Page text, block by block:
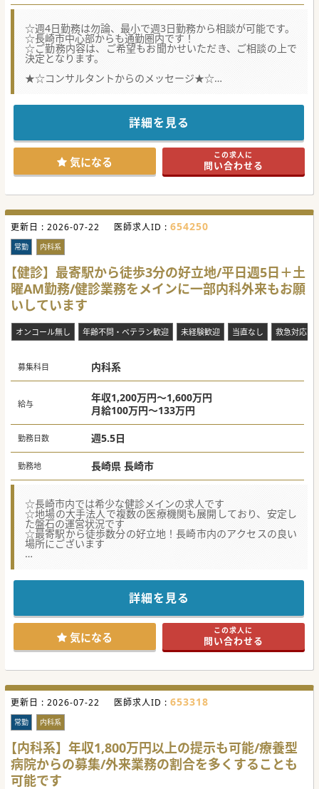
☆週4日勤務は勿論、最小で週3日勤務から相談が可能です。
☆長崎市中心部からも通勤圏内です！
☆ご勤務内容は、ご希望もお聞かせいただき、ご相談の上で
決定となります。
★☆コンサルタントからのメッセージ★☆
長崎市にある、精神科や心療内科、そして認知症治療の専門
土・日・祝日のお休みなので、ご勤務のメリハリが付けやす
く、働きやすい環境が整っています！
少しでもご興味がございましたら、お気軽にお問合せくださ
い。
#秋入職可
詳細を見る
気になる この求人に
問い合わせる
更新日 : 2026-07-22 医師求人ID : 654250
常勤 内科系
【健診】最寄駅から徒歩3分の好立地/平日週5日＋土
曜AM勤務/健診業務をメインに一部内科外来もお願
いしています
オンコール無し 年齢不問・ベテラン歓迎 未経験歓迎 当直なし 救急対応な
募集科目 内科系
給与
年収1,200万円～1,600万円
月給100万円～133万円
勤務日数 週5.5日
勤務地 長崎県 長崎市
☆長崎市内では希少な健診メインの求人です
☆地場の大手法人で複数の医療機関も展開しており、安定し
た盤石の運営状況です
☆最寄駅から徒歩数分の好立地！長崎市内のアクセスの良い
場所にございます
経営状態も安定しており、安心して長期就業して頂ける優良
業務内容、立地、働きやさなど、どれをとって良い求人だと
思います。
少しでもご興味がございましたら、この機会に是非お気軽に
お問合せください。
#秋入職可
詳細を見る
気になる この求人に
問い合わせる
更新日 : 2026-07-22 医師求人ID : 653318
常勤 内科系
【内科系】年収1,800万円以上の提示も可能/療養型
病院からの募集/外来業務の割合を多くすることも
可能です